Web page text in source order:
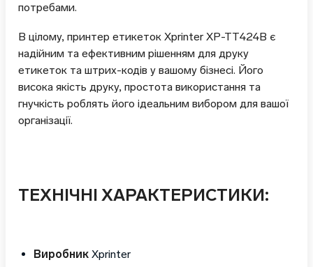
потребами.
В цілому, принтер етикеток Xprinter XP-TT424B є
надійним та ефективним рішенням для друку
етикеток та штрих-кодів у вашому бізнесі. Його
висока якість друку, простота використання та
гнучкість роблять його ідеальним вибором для вашої
організації.
ТЕХНІЧНІ ХАРАКТЕРИСТИКИ:
ВиробникXprinter